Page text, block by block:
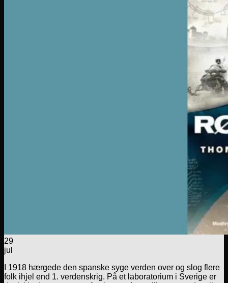
29
jul
I 1918 hærgede den spanske syge verden over og slog flere
folk ihjel end 1. verdenskrig. På et laboratorium i Sverige er